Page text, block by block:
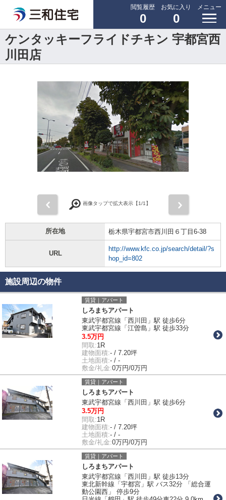
閲覧履歴
0
お気に入り
0
メニュー
ケンタッキーフライドチキン 宇都宮西
川田店
画像タップで拡大表示【1/1】
所在地 栃木県宇都宮市西川田６丁目6-38
URL
http://www.kfc.co.jp/search/detail/?s
hop_id=802
施設周辺の物件
賃貸｜アパート
しろまちアパート
東武宇都宮線「西川田」駅 徒歩6分
東武宇都宮線「江曽島」駅 徒歩33分
3.5万円
間取:1R
建物面積:- / 7.20坪
土地面積:- / -
敷金/礼金:0万円/0万円
賃貸｜アパート
しろまちアパート
東武宇都宮線「西川田」駅 徒歩6分
3.5万円
間取:1R
建物面積:- / 7.20坪
土地面積:- / -
敷金/礼金:0万円/0万円
賃貸｜アパート
しろまちアパート
東武宇都宮線「西川田」駅 徒歩13分
東北新幹線「宇都宮」駅 バス32分 「総合運
動公園西」 停歩9分